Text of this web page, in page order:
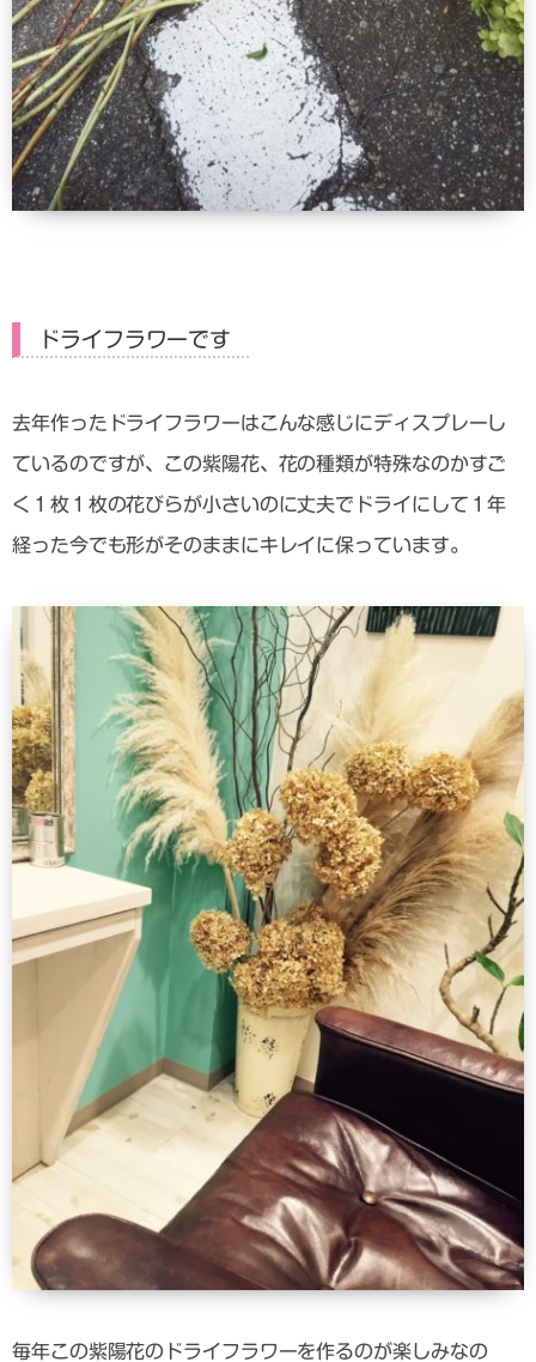
ドライフラワーです
去年作ったドライフラワーはこんな感じにディスプレーし
ているのですが、この紫陽花、花の種類が特殊なのかすご
く１枚１枚の花びらが小さいのに丈夫でドライにして１年
経った今でも形がそのままにキレイに保っています。
毎年この紫陽花のドライフラワーを作るのが楽しみなの